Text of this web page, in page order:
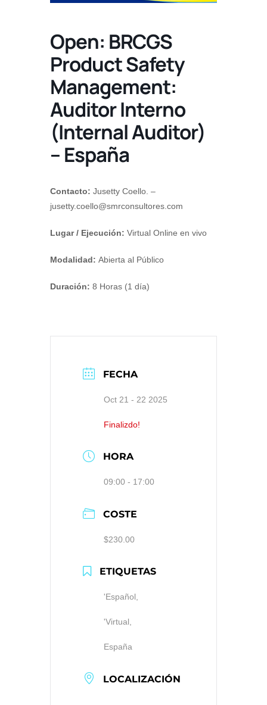
Open: BRCGS
Product Safety
Management:
Auditor Interno
(Internal Auditor)
– España
Contacto: Jusetty Coello. –
jusetty.coello@smrconsultores.com
Lugar / Ejecución: Virtual Online en vivo
Modalidad: Abierta al Público
Duración: 8 Horas (1 día)
FECHA
Oct 21 - 22 2025
Finalizdo!
HORA
09:00 - 17:00
COSTE
$230.00
ETIQUETAS
'Español,
'Virtual,
España
LOCALIZACIÓN